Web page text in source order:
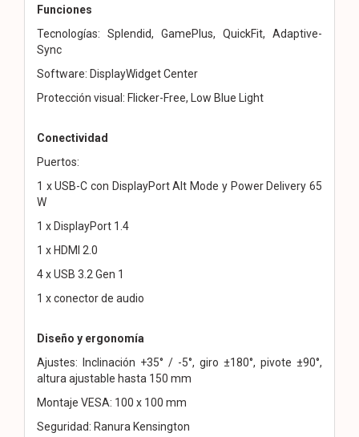
Funciones
Tecnologías: Splendid, GamePlus, QuickFit, Adaptive-
Sync
Software: DisplayWidget Center
Protección visual: Flicker-Free, Low Blue Light
Conectividad
Puertos:
1 x USB-C con DisplayPort Alt Mode y Power Delivery 65
W
1 x DisplayPort 1.4
1 x HDMI 2.0
4 x USB 3.2 Gen 1
1 x conector de audio
Diseño y ergonomía
Ajustes: Inclinación +35° / -5°, giro ±180°, pivote ±90°,
altura ajustable hasta 150 mm
Montaje VESA: 100 x 100 mm
Seguridad: Ranura Kensington